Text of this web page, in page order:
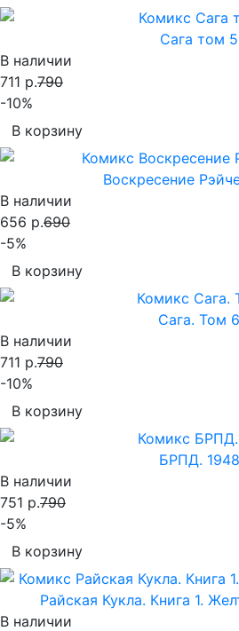
Сага том 5
В наличии
711 р.790
-10%
В корзину
Воскресение
В наличии
656 р.690
-5%
В корзину
Сага. Том 6
В наличии
711 р.790
-10%
В корзину
БРПД. 1948
В наличии
751 р.790
-5%
В корзину
Райская Кукла. Книга 1.
В наличии